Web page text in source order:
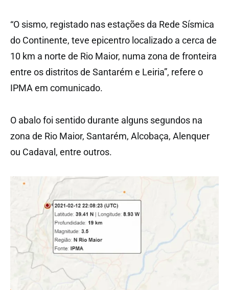
“O sismo, registado nas estações da Rede Sísmica
do Continente, teve epicentro localizado a cerca de
10 km a norte de Rio Maior, numa zona de fronteira
entre os distritos de Santarém e Leiria”, refere o
IPMA em comunicado.
O abalo foi sentido durante alguns segundos na
zona de Rio Maior, Santarém, Alcobaça, Alenquer
ou Cadaval, entre outros.